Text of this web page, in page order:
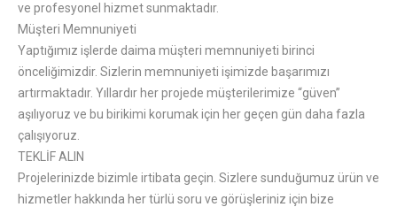
ve profesyonel hizmet sunmaktadır.
Müşteri Memnuniyeti
Yaptığımız işlerde daima müşteri memnuniyeti birinci
önceliğimizdir. Sizlerin memnuniyeti işimizde başarımızı
artırmaktadır. Yıllardır her projede müşterilerimize “güven”
aşılıyoruz ve bu birikimi korumak için her geçen gün daha fazla
çalışıyoruz.
TEKLİF ALIN
Projelerinizde bizimle irtibata geçin. Sizlere sunduğumuz ürün ve
hizmetler hakkında her türlü soru ve görüşleriniz için bize